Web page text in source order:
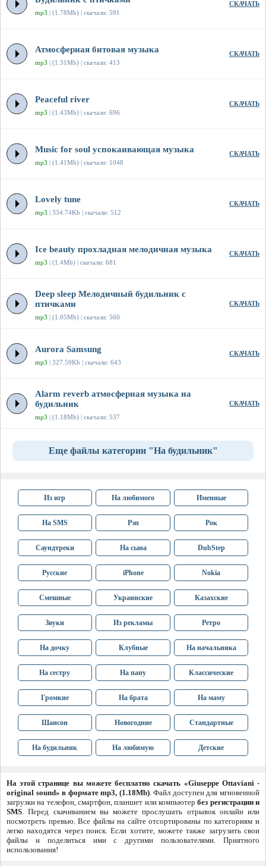
mp3 | (1.78Mb) | скачали: 591
СКАЧАТЬ
Атмосферная битовая музыка
mp3 | (1.31Mb) | скачали: 413
СКАЧАТЬ
Peaceful river
mp3 | (1.43Mb) | скачали: 696
СКАЧАТЬ
Music for soul успокаивающая музыка
mp3 | (1.41Mb) | скачали: 1048
СКАЧАТЬ
Lovely tune
mp3 | 334.74Kb | скачали: 512
СКАЧАТЬ
Ice beauty прохладная мелодичная музыка
mp3 | (1.4Mb) | скачали: 681
СКАЧАТЬ
Deep sleep Мелодичный будильник с
птичками
mp3 | (1.05Mb) | скачали: 560
СКАЧАТЬ
Aurora Samsung
mp3 | 327.59Kb | скачали: 643
СКАЧАТЬ
Alarm reverb атмосферная музыка на
будильник
mp3 | (1.18Mb) | скачали: 537
СКАЧАТЬ
Еще файлы категории "На будильник"
Из игр На любимого Именные
На SMS Рэп Рок
Саундтреки На сына DubStep
Русские iPhone Nokia
Смешные Украинские Казахские
Звуки Из рекламы Ретро
На дочку Клубные На начальника
На сестру На папу Классические
Громкие На брата На маму
Шансон Новогодние Стандартные
На будильник На любимую Детские
На этой странице вы можете бесплатно скачать «Giuseppe Ottaviani -
original sound» в формате mp3, (1.18Mb). Файл доступен для мгновенной
загрузки на телефон, смартфон, планшет или компьютербез регистрации и
SMS. Перед скачиванием вы можете прослушать отрывок онлайн или
посмотреть превью. Все файлы на сайте отсортированы по категориям и
легко находятся через поиск. Если хотите, можете также загрузить свои
файлы и поделиться ими с другими пользователями. Приятного
использования!